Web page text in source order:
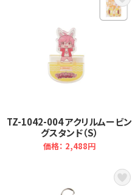
TZ-1042-004 アクリルムービン
グスタンド（S）
価格： 2,488円